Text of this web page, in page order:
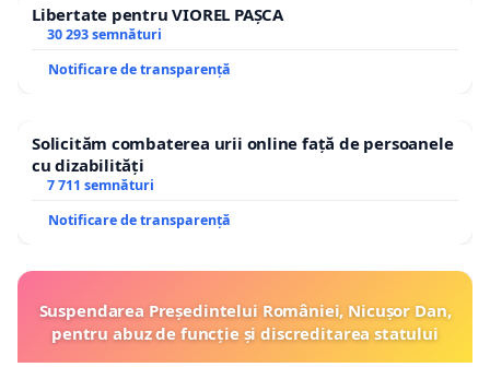
Libertate pentru VIOREL PAȘCA
30 293 semnături
Notificare de transparență
Solicităm combaterea urii online față de persoanele
cu dizabilități
7 711 semnături
Notificare de transparență
Suspendarea Președintelui României, Nicușor Dan,
pentru abuz de funcție și discreditarea statului